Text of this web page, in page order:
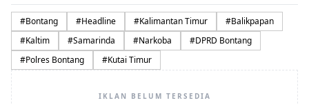
#Bontang #Headline #Kalimantan Timur #Balikpapan
#Kaltim #Samarinda #Narkoba #DPRD Bontang
#Polres Bontang #Kutai Timur
IKLAN BELUM TERSEDIA